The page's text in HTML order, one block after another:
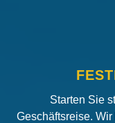
Starten Sie
Geschäftsreise.